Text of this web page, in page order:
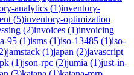
analytics (1)inventory-
(5)inventory-optimization
(2)invoices (1)invoicing
95 (1)isms (1)iso-13485 (1)iso-
2)jamstack (1)japan (2)javascript
(1)json-rpc (2)jumia (1)just-in-